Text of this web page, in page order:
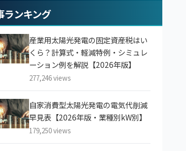
ランキング
産業用太陽光発電の固定資産税はい
くら？計算式・軽減特例・シミュレ
ーション例を解説【2026年版】
277,246 views
自家消費型太陽光発電の電気代削減
早見表【2026年版・業種別kW別】
179,250 views